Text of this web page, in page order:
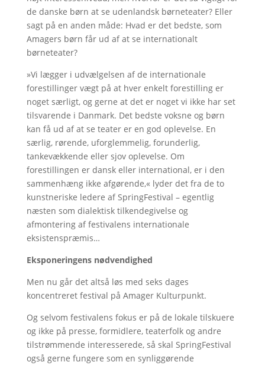
de danske børn at se udenlandsk børneteater? Eller
sagt på en anden måde: Hvad er det bedste, som
Amagers børn får ud af at se internationalt
børneteater?
»Vi lægger i udvælgelsen af de internationale
forestillinger vægt på at hver enkelt forestilling er
noget særligt, og gerne at det er noget vi ikke har set
tilsvarende i Danmark. Det bedste voksne og børn
kan få ud af at se teater er en god oplevelse. En
særlig, rørende, uforglemmelig, forunderlig,
tankevækkende eller sjov oplevelse. Om
forestillingen er dansk eller international, er i den
sammenhæng ikke afgørende,« lyder det fra de to
kunstneriske ledere af SpringFestival – egentlig
næsten som dialektisk tilkendegivelse og
afmontering af festivalens internationale
eksistenspræmis…
Eksponeringens nødvendighed
Men nu går det altså løs med seks dages
koncentreret festival på Amager Kulturpunkt.
Og selvom festivalens fokus er på de lokale tilskuere
og ikke på presse, formidlere, teaterfolk og andre
tilstrømmende interesserede, så skal SpringFestival
også gerne fungere som en synliggørende